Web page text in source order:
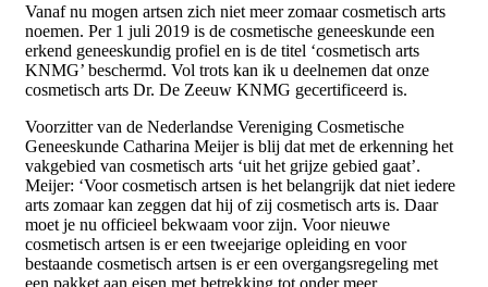
Vanaf nu mogen artsen zich niet meer zomaar cosmetisch arts
noemen. Per 1 juli 2019 is de cosmetische geneeskunde een
erkend geneeskundig profiel en is de titel ‘cosmetisch arts
KNMG’ beschermd. Vol trots kan ik u deelnemen dat onze
cosmetisch arts Dr. De Zeeuw KNMG gecertificeerd is.
Voorzitter van de Nederlandse Vereniging Cosmetische
Geneeskunde Catharina Meijer is blij dat met de erkenning het
vakgebied van cosmetisch arts ‘uit het grijze gebied gaat’.
Meijer: ‘Voor cosmetisch artsen is het belangrijk dat niet iedere
arts zomaar kan zeggen dat hij of zij cosmetisch arts is. Daar
moet je nu officieel bekwaam voor zijn. Voor nieuwe
cosmetisch artsen is er een tweejarige opleiding en voor
bestaande cosmetisch artsen is er een overgangsregeling met
een pakket aan eisen met betrekking tot onder meer